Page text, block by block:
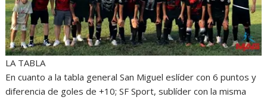
LA TABLA
En cuanto a la tabla general San Miguel eslíder con 6 puntos y
diferencia de goles de +10; SF Sport, sublíder con la misma